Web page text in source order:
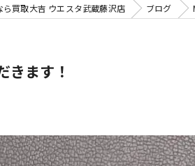
不用品買取
買取大吉 ウエスタ武蔵藤沢店 ブログ
きます！